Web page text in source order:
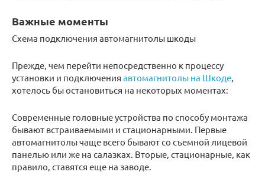
Важные моменты
Схема подключения автомагнитолы шкоды
Прежде, чем перейти непосредственно к процессу
установки и подключения автомагнитолы на Шкоде,
хотелось бы остановиться на некоторых моментах:
Современные головные устройства по способу монтажа
бывают встраиваемыми и стационарными. Первые
автомагнитолы чаще всего бывают со съемной лицевой
панелью или же на салазках. Вторые, стационарные, как
правило, ставятся еще на заводе.